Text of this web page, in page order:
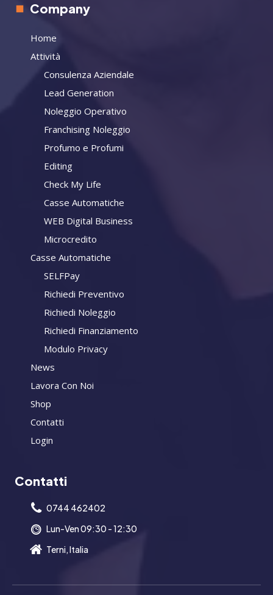
Company
Home
Attività
Consulenza Aziendale
Lead Generation
Noleggio Operativo
Franchising Noleggio
Profumo e Profumi
Editing
Check My Life
Casse Automatiche
WEB Digital Business
Microcredito
Casse Automatiche
SELFPay
Richiedi Preventivo
Richiedi Noleggio
Richiedi Finanziamento
Modulo Privacy
News
Lavora Con Noi
Shop
Contatti
Login
Contatti
0744 462402
Lun-Ven 09:30 - 12:30
Terni, Italia